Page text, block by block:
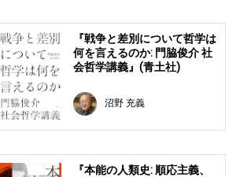
『戦争と差別について哲学は
何を言えるのか: 門脇俊介 社
会哲学講義』(青土社)
沼野 充義
『本能の人類史: 順応主義、